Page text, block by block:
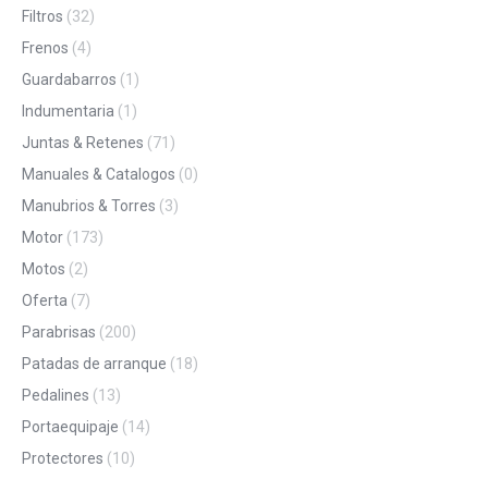
Filtros (32)
Frenos (4)
Guardabarros (1)
Indumentaria (1)
Juntas & Retenes (71)
Manuales & Catalogos (0)
Manubrios & Torres (3)
Motor (173)
Motos (2)
Oferta (7)
Parabrisas (200)
Patadas de arranque (18)
Pedalines (13)
Portaequipaje (14)
Protectores (10)